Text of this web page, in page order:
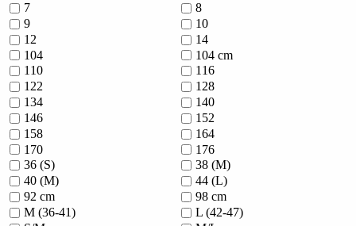
7
8
9
10
12
14
104
104 cm
110
116
122
128
134
140
146
152
158
164
170
176
36 (S)
38 (M)
40 (M)
44 (L)
92 cm
98 cm
M (36-41)
L (42-47)